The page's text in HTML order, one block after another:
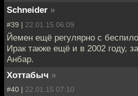
Schneider »
#39 | 22.01.15 06:09
Йемен ещё регулярно с
Ирак также ещё и в 2002 году,
Анбар.
Хоттабыч »
#40 | 22.01.15 07:10